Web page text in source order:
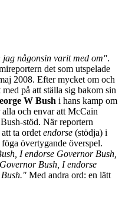
jag någonsin varit med om".
det som utspelade
2008. Efter mycket om och
med på att ställa sig bakom sin
W Bush i hans kamp om
och envar att McCain
stöd. När reportern
ta ordetendorse (stödja) i
övertygande överspel.
I endorse Governor Bush,
Bush, I endorse
Med andra ord: en lätt